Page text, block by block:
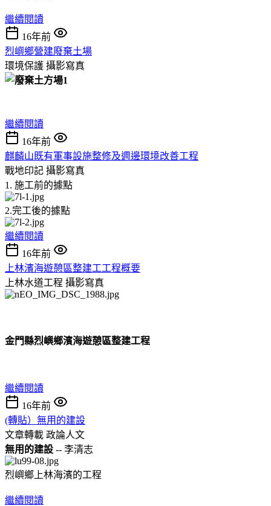
繼續閱讀
16年前
烈嶼鄉營建廢棄土場
環境保護 攝影寫真
繼續閱讀
16年前
麒麟山既有軍事設施整修及週邊環境改善工程
戰地印記 攝影寫真
1. 施工前的據點
2.完工後的據點
繼續閱讀
16年前
上林濱海遊憩區整建工工程概要
上林水道工程 攝影寫真
金門縣烈嶼鄉濱海遊憩區整建工程
繼續閱讀
16年前
(轉貼）無用的建設
文章轉載 政論人文
無用的建設 -- 李清志
烈嶼鄉上林海濱的工程
繼續閱讀